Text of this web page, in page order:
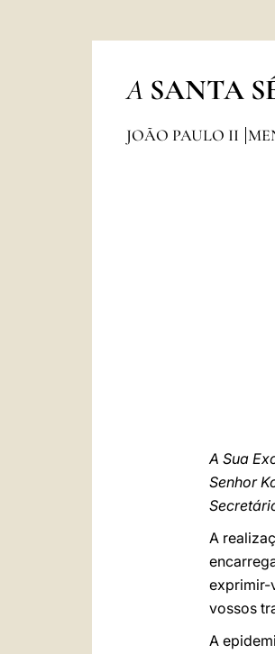
A SANTA
JOÃO PAULO II
A Sua
Senhor
A
exprimir-
vossos
A